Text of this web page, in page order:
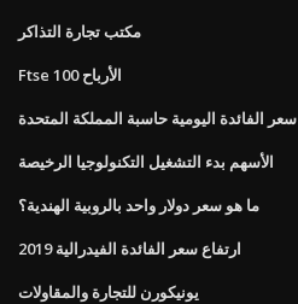
مكتب تجارة التذاكر
Ftse 100 الأرباح
سعر الفائدة اليومية حاسبة المملكة المتحدة
الأسهم بدء التشغيل التكنولوجيا الرخيصة
ما هو سعر دولار واحد بالروبية الهندية؟
ارتفاع سعر الفائدة الفيدرالية 2019
يونيكورن للتجارة والمقاولات